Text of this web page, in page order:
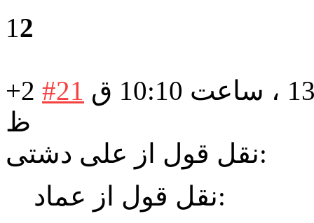
12
+2 #21 در تاریخ: دوشنبه 09 دی 1398 ، ساعت 10:10 ق
ظ
نقل قول از علی دشتی:
نقل قول از عماد: